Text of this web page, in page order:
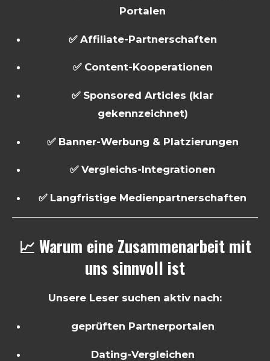
Portalen
✅ Affiliate-Partnerschaften
✅ Content-Kooperationen
✅ Sponsored Articles (klar
gekennzeichnet)
✅ Banner-Werbung & Platzierungen
✅ Vergleichs-Integrationen
✅ Langfristige Medienpartnerschaften
📈 Warum eine Zusammenarbeit mit
uns sinnvoll ist
Unsere Leser suchen aktiv nach:
geprüften Partnerportalen
Dating-Vergleichen